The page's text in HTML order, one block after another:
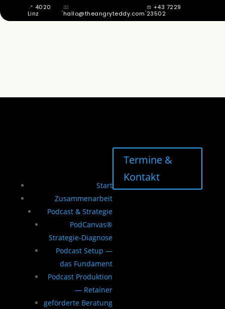
📍 4020
Linz
·📧
hallo@theangryteddy.com·☎️ +43 7229
23502
Start
Zusammenarbeit
Podcast & Strategie
PodCanvas®
Strategie-Diagnose
Podcast Setup —
das Fundament
Podcast Produktion
— Retainer
geförderte Beratung
Termine &
Kontakt